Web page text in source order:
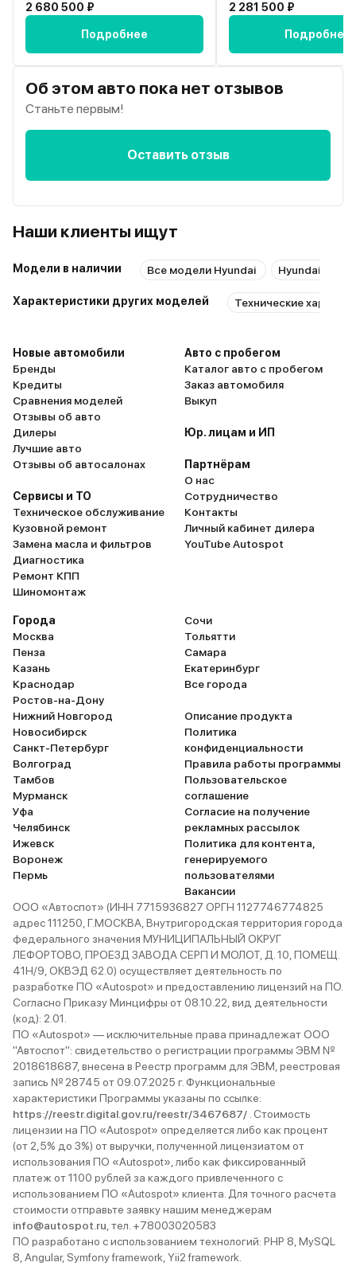
2 680 500 ₽
Подробнее
2 281 500 ₽
Подробнее
Об этом авто пока нет отзывов
Станьте первым!
Оставить отзыв
Наши клиенты ищут
Модели в наличии Все модели Hyundai Hyundai с
Характеристики других моделей Технические
Новые автомобили
Бренды
Кредиты
Сравнения моделей
Отзывы об авто
Дилеры
Лучшие авто
Отзывы об автосалонах
Сервисы и ТО
Техническое обслуживание
Кузовной ремонт
Замена масла и фильтров
Диагностика
Ремонт КПП
Шиномонтаж
Авто с пробегом
Каталог авто с пробегом
Заказ автомобиля
Выкуп
Юр. лицам и ИП
Партнёрам
О нас
Сотрудничество
Контакты
Личный кабинет дилера
YouTube Autospot
Города
Москва
Пенза
Казань
Краснодар
Ростов-на-Дону
Нижний Новгород
Новосибирск
Санкт-Петербург
Волгоград
Тамбов
Мурманск
Уфа
Челябинск
Ижевск
Воронеж
Пермь
Сочи
Тольятти
Самара
Екатеринбург
Все города
Описание продукта
Политика
конфиденциальности
Правила работы программы
Пользовательское
соглашение
Согласие на получение
рекламных рассылок
Политика для контента,
генерируемого
пользователями
Вакансии
ООО «Автоспот» (ИНН 7715936827 ОРГН 1127746774825
адрес 111250, Г.МОСКВА, Внутригородская территория города
федерального значения МУНИЦИПАЛЬНЫЙ ОКРУГ
ЛЕФОРТОВО, ПРОЕЗД ЗАВОДА СЕРП И МОЛОТ, Д. 10, ПОМЕЩ.
41Н/9, ОКВЭД 62.0) осуществляет деятельность по
разработке ПО «Autospot» и предоставлению лицензий на ПО.
Согласно Приказу Минцифры от 08.10.22, вид деятельности
(код): 2.01.
ПО «Autospot» — исключительные права принадлежат ООО
"Автоспот": свидетельство о регистрации программы ЭВМ №
2018618687, внесена в Реестр программ для ЭВМ, реестровая
запись № 28745 от 09.07.2025 г. Функциональные
характеристики Программы указаны по ссылке:
https://reestr.digital.gov.ru/reestr/3467687/ . Стоимость
лицензии на ПО «Autospot» определяется либо как процент
(от 2,5% до 3%) от выручки, полученной лицензиатом от
использования ПО «Autospot», либо как фиксированный
платеж от 1100 рублей за каждого привлеченного с
использованием ПО «Autospot» клиента. Для точного расчета
стоимости отправьте заявку нашим менеджерам
info@autospot.ru , тел. +78003020583
ПО разработано с использованием технологий: PHP 8, MySQL
8, Angular, Symfony framework, Yii2 framework.